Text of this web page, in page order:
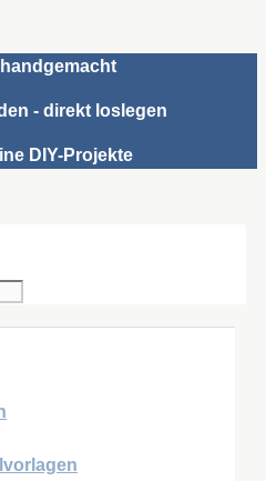
- direkt loslegen
DIY-Projekte